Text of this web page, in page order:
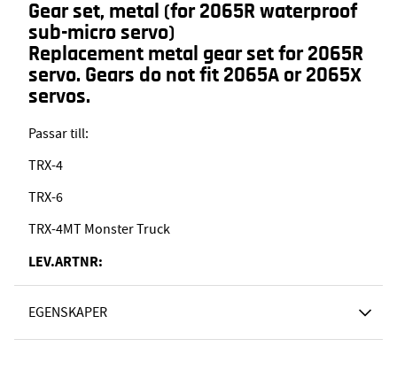
Gear set, metal (for 2065R waterproof
sub-micro servo)
Replacement metal gear set for 2065R
servo. Gears do not fit 2065A or 2065X
servos.
Passar till:
TRX-4
TRX-6
TRX-4MT Monster Truck
LEV.ARTNR:
EGENSKAPER